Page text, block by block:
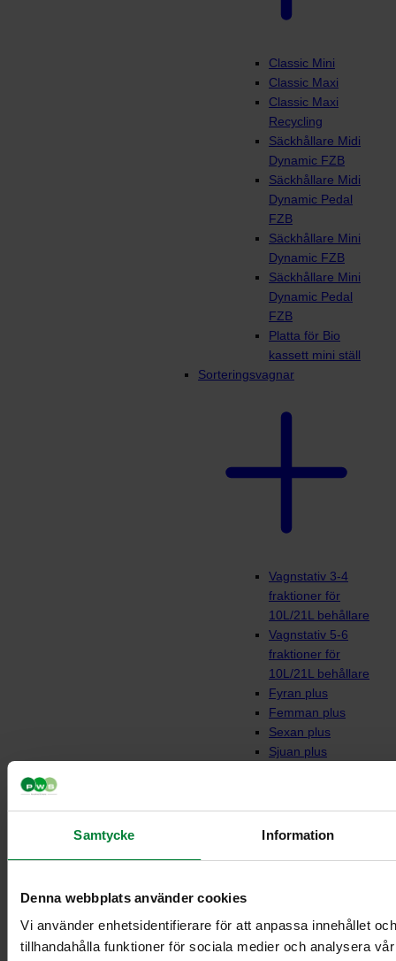
Samtycke Information
Denna webbplats använder cookies
Vi använder enhetsidentifierare för att anpassa innehållet
tillhandahålla funktioner för sociala medier och analysera
Classic Mini
Classic Maxi
Classic Maxi
Recycling
Säckhållare Midi
Dynamic FZB
Säckhållare Midi
Dynamic Pedal
FZB
Säckhållare Mini
Dynamic FZB
Säckhållare Mini
Dynamic Pedal
FZB
Platta för Bio
kassett mini ställ
Sorteringsvagnar
Vagnstativ 3-4
fraktioner för
10L/21L behållare
Vagnstativ 5-6
fraktioner för
10L/21L behållare
Fyran plus
Femman plus
Sexan plus
Sjuan plus
Sjuan
Vagnar till behållare